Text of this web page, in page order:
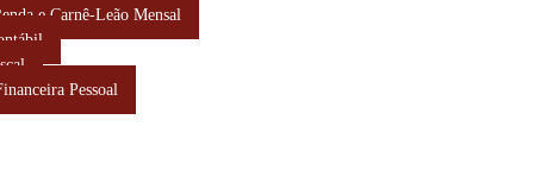
e Carnê-Leão Mensal
Pessoal